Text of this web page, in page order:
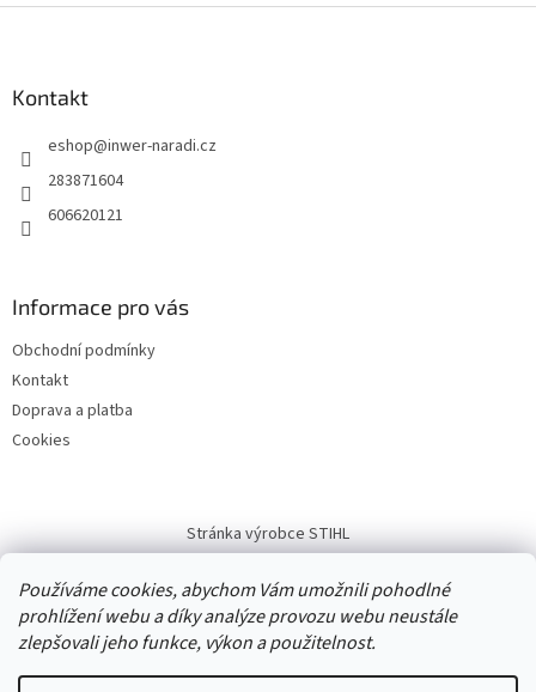
Používáme cookies, abychom Vám umožnili pohodlné
prohlížení webu a díky analýze provozu webu neustále
zlepšovali jeho funkce, výkon a použitelnost.
Kontakt
eshop@inwer-naradi.cz
283871604
606620121
Informace pro vás
Obchodní podmínky
Kontakt
Doprava a platba
Cookies
Stránka výrobce STIHL